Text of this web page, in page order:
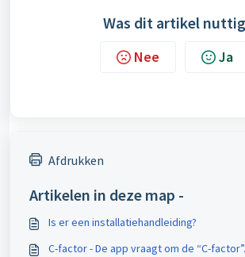
Was dit artikel
Nee Ja
Afdrukken
Artikelen in deze map -
Is er een installatiehandleiding?
C-factor - De app vraagt om de “C-